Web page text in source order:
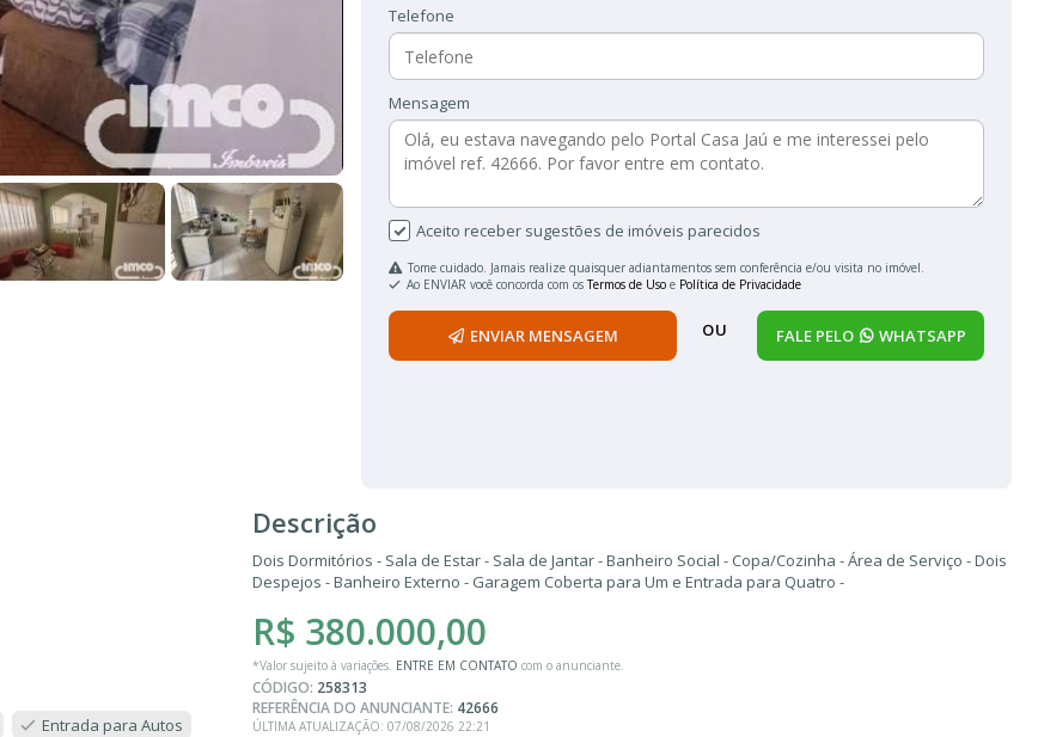
Telefone
Mensagem
Aceito receber sugestões de imóveis parecidos
Tome cuidado. Jamais realize quaisquer adiantamentos sem conferência e/ou visita no imóvel.
Ao ENVIAR você concorda com osTermos de Uso e Política de Privacidade
ENVIAR MENSAGEM OU FALE PELO WHATSAPP
Entrada para Autos
Descrição
Dois Dormitórios - Sala de Estar - Sala de Jantar - Banheiro Social - Copa/Cozinha - Área de Serviço - Dois
Despejos - Banheiro Externo - Garagem Coberta para Um e Entrada para Quatro -
R$ 380.000,00
*Valor sujeito à variações. ENTRE EM CONTATO com o anunciante.
CÓDIGO: 258313
REFERÊNCIA DO ANUNCIANTE: 42666
ÚLTIMA ATUALIZAÇÃO: 07/08/2026 22:21